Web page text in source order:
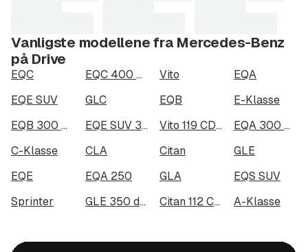
Vanligste modellene fra Mercedes-Benz
på Drive
EQC EQC 400 4MATIC Vito
EQA
EQE SUV
GLC EQB
E-Klasse
EQB 300 4MATIC
EQE SUV 350 4MATIC Vito 119 CDI 4x4 3.0t
EQA 300 4MATIC
C-Klasse
CLA Citan
GLE
EQE
EQA 250 GLA
EQS SUV
Sprinter
GLE 350 de 4MATIC Citan 112 CDI A-Klasse